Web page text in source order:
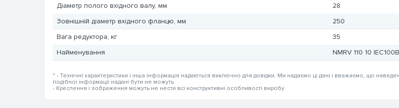
Діаметр полого вхідного валу, мм
28
Зовнішній діаметр вхідного фланцю, мм
250
Вага редуктора, кг
35
Найменування
NMRV 110 10
* - Технічні характеристики і інша інформація надаються виключно для довідки. Ми надаємо ці дані і вважаємо, що
подібної інформації надані бути не можуть
- Креслення і зображення можуть не нести всі конструктивні особливості виробу.